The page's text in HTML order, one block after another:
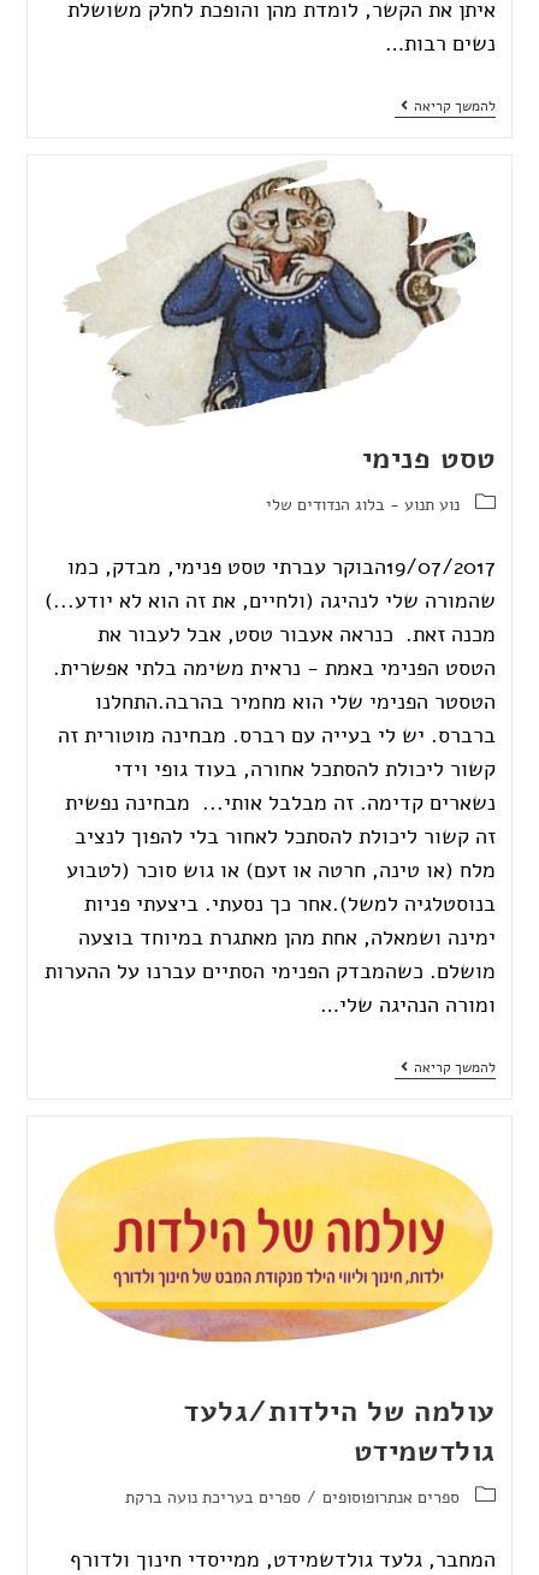
איתן את הקשר, לומדת מהן והופכת לחלק משושלת
נשים רבות…
להמשך קריאה
טסט פנימי
נוע תנוע - בלוג הנדודים שלי
19/07/2017הבוקר עברתי טסט פנימי, מבדק, כמו
שהמורה שלי לנהיגה (ולחיים, את זה הוא לא יודע...)
מכנה זאת. כנראה אעבור טסט, אבל לעבור את
הטסט הפנימי באמת - נראית משימה בלתי אפשרית.
הטסטר הפנימי שלי הוא מחמיר בהרבה.התחלנו
ברברס. יש לי בעייה עם רברס. מבחינה מוטורית זה
קשור ליכולת להסתכל אחורה, בעוד גופי וידי
נשארים קדימה. זה מבלבל אותי... מבחינה נפשית
זה קשור ליכולת להסתכל לאחור בלי להפוך לנציב
מלח (או טינה, חרטה או זעם) או גוש סוכר (לטבוע
בנוסטלגיה למשל).אחר כך נסעתי. ביצעתי פניות
ימינה ושמאלה, אחת מהן מאתגרת במיוחד בוצעה
מושלם. כשהמבדק הפנימי הסתיים עברנו על ההערות
ומורה הנהיגה שלי…
להמשך קריאה
עולמה של הילדות/גלעד
גולדשמידט
ספרים אנתרופוסופים / ספרים בעריכת נועה ברקת
המחבר, גלעד גולדשמידט, ממייסדי חינוך ולדורף